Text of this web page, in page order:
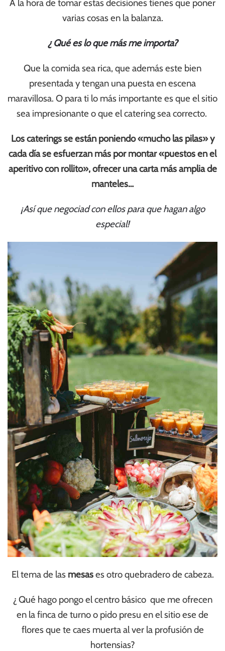
A la hora de tomar estas decisiones tienes que poner
varias cosas en la balanza.
¿ Qué es lo que más me importa?
Que la comida sea rica, que además este bien
presentada y tengan una puesta en escena
maravillosa. O para ti lo más importante es que el sitio
sea impresionante o que el catering sea correcto.
Los caterings se están poniendo «mucho las pilas» y
cada día se esfuerzan más por montar «puestos en el
aperitivo con rollito», ofrecer una carta más amplia de
manteles…
¡Así que negociad con ellos para que hagan algo
especial!
El tema de lasmesases otro quebradero de cabeza.
¿ Qué hago pongo el centro básico que me ofrecen
en la finca de turno o pido presu en el sitio ese de
flores que te caes muerta al ver la profusión de
hortensias?